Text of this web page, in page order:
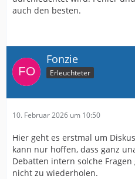
auch den besten.
Fonzie
Erleuchteter
10. Februar 2026 um 10:50
Hier geht es erstmal um
kann nur hoffen, dass ganz
Debatten intern solche
nicht zu wiederholen.